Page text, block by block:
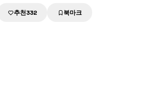
추천332 북마크